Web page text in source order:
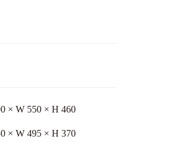
× W 550 × H 460
× W 495 × H 370